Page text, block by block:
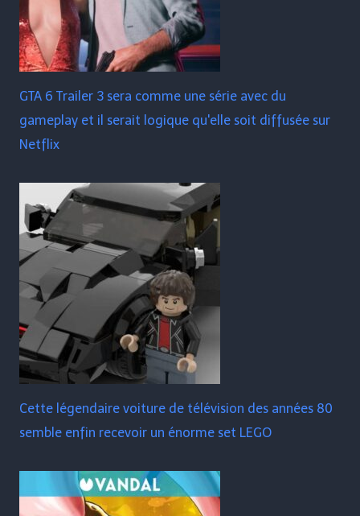
GTA 6 Trailer 3 sera comme une série avec du
gameplay et il serait logique qu'elle soit diffusée sur
Netflix
Cette légendaire voiture de télévision des années 80
semble enfin recevoir un énorme set LEGO